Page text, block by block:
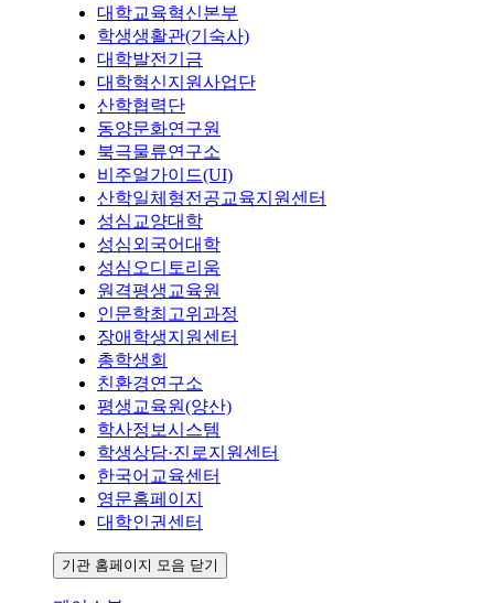
대학교육혁신본부
학생생활관(기숙사)
대학발전기금
대학혁신지원사업단
산학협력단
동양문화연구원
북극물류연구소
비주얼가이드(UI)
산학일체형전공교육지원센터
성심교양대학
성심외국어대학
성심오디토리움
원격평생교육원
인문학최고위과정
장애학생지원센터
총학생회
친환경연구소
평생교육원(양산)
학사정보시스템
학생상담·진로지원센터
한국어교육센터
영문홈페이지
대학인권센터
기관 홈페이지 모음 닫기